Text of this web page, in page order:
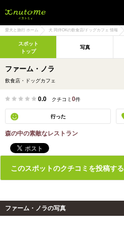
愛犬と旅行 ホーム 犬 同伴OKの飲食店/ドッグカフェ 情報
スポット
トップ
写真
ファーム・ノラ
飲食店・ドッグカフェ
0.0 クチコミ 0件
行った
森の中の素敵なレストラン
このスポットのクチコミを投稿する
ファーム・ノラの写真